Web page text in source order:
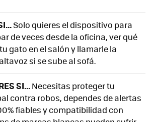
Solo quieres el dispositivo para
de veces desde la oficina, ver qué
gato en el salón y llamarle la
si se sube al sofá.
SI...Necesitas proteger tu
contra robos, dependes de alertas
fiables y compatibilidad con